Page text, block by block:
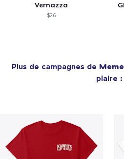
Vernazza
$26
Plus de campagnes de Meme
plaire :